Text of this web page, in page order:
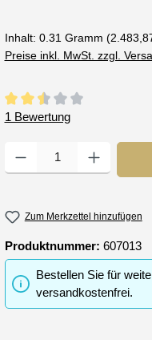
Inhalt: 0.31 Gramm
Preise inkl. MwSt. zzgl.
Durchschnittliche
1 Bewertung
Produkt Anzahl: Gib den
Zum Merkzettel hinzufügen
Produktnummer: 607013
Bestellen Sie für
versandkostenfrei.